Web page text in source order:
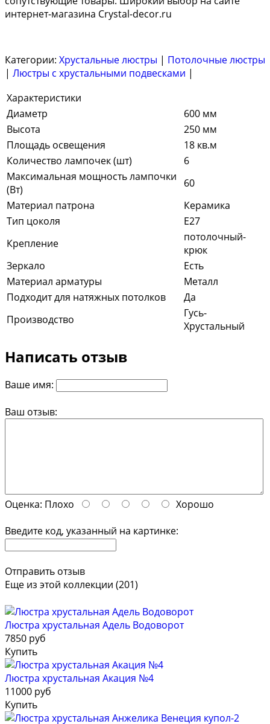
интернет-магазина Crystal-decor.ru
Категории: Хрустальные люстры | Потолочные люстры
| Люстры с хрустальными подвесками |
Характеристики
Диаметр
600 мм
Высота
250 мм
Площадь освещения
18 кв.м
Количество лампочек (шт)
6
Максимальная мощность лампочки
(Вт)
60
Материал патрона
Керамика
Тип цоколя
E27
Крепление
потолочный-
крюк
Зеркало
Есть
Материал арматуры
Металл
Подходит для натяжных потолков
Да
Производство
Гусь-
Хрустальный
Написать отзыв
Ваше имя:
Ваш отзыв:
Оценка: Плохо
Хорошо
Введите код, указанный на картинке:
Отправить отзыв
Еще из этой коллекции (201)
Люстра хрустальная Адель Водоворот
7850 руб
Купить
Люстра хрустальная Акация №4
11000 руб
Купить